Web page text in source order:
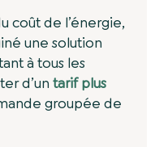
coût de l’énergie,
une solution
à tous les
d’un tarif plus
groupée de